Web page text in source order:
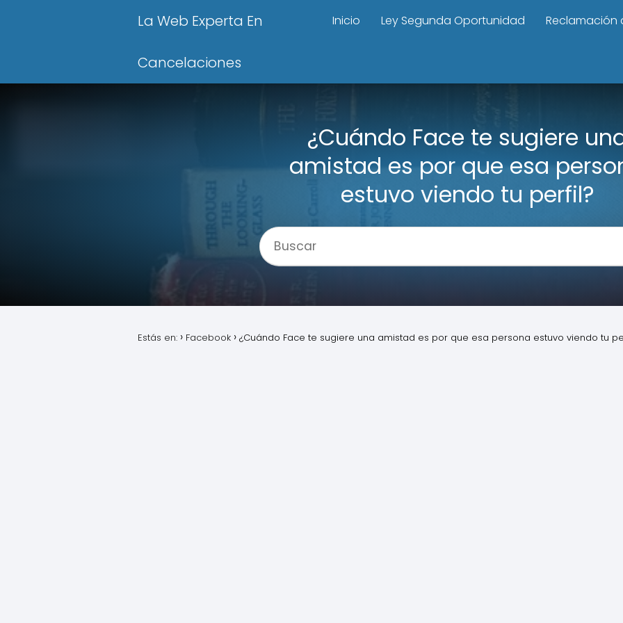
La Web Experta En
Cancelaciones
Inicio Ley Segunda Oportunidad Reclamación
¿Cuándo Face te sugiere
amistad es por que esa
estuvo viendo tu perfil?
Estás en: Facebook ¿Cuándo Face te sugiere una amistad es por que esa persona estuvo viendo tu